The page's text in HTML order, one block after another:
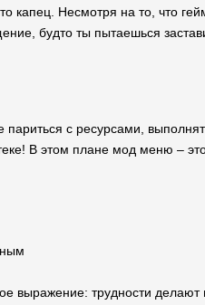
капец. Несмотря на то, что
будто ты пытаешься
с ресурсами,
В этом плане мод меню –
выражение: трудности